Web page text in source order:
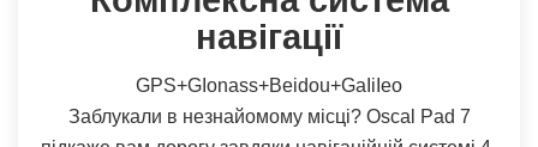
навігації
GPS+GIonass+Beidou+GaIiIeo
Заблукали в незнайомому місці? Oscal Pad 7